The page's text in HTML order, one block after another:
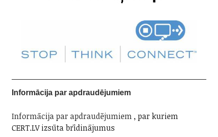
Informācija par apdraudējumiem
Informācija par apdraudējumiem, par kuriem
CERT.LV izsūta brīdinājumus